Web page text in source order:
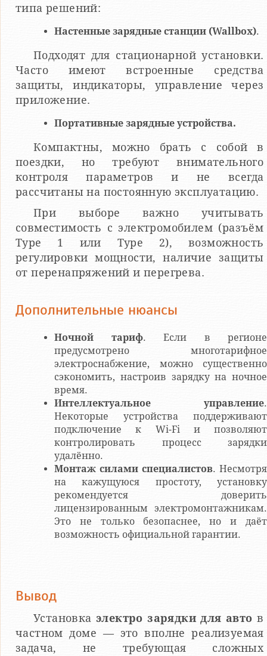
типа решений:
Настенные зарядные станции (Wallbox).
Подходят для стационарной установки.
Часто имеют встроенные средства
защиты, индикаторы, управление через
приложение.
Портативные зарядные устройства.
Компактны, можно брать с собой в
поездки, но требуют внимательного
контроля параметров и не всегда
рассчитаны на постоянную эксплуатацию.
При выборе важно учитывать
совместимость с электромобилем (разъём
Type 1 или Type 2), возможность
регулировки мощности, наличие защиты
от перенапряжений и перегрева.
Дополнительные нюансы
Ночной тариф. Если в регионе
предусмотрено многотарифное
электроснабжение, можно существенно
сэкономить, настроив зарядку на ночное
время.
Интеллектуальное управление.
Некоторые устройства поддерживают
подключение к Wi-Fi и позволяют
контролировать процесс зарядки
удалённо.
Монтаж силами специалистов. Несмотря
на кажущуюся простоту, установку
рекомендуется доверить
лицензированным электромонтажникам.
Это не только безопаснее, но и даёт
возможность официальной гарантии.
Вывод
Установка электро зарядки для авто в
частном доме — это вполне реализуемая
задача, не требующая сложных